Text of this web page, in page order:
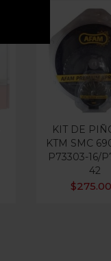
KIT DE
KTM SMC
P73303-16/
42
$